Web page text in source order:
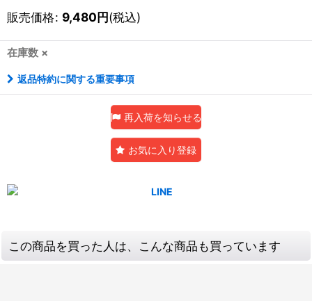
販売価格: 9,480円(税込)
在庫数 ×
返品特約に関する重要事項
再入荷を知らせる
お気に入り登録
この商品を買った人は、こんな商品も買っています